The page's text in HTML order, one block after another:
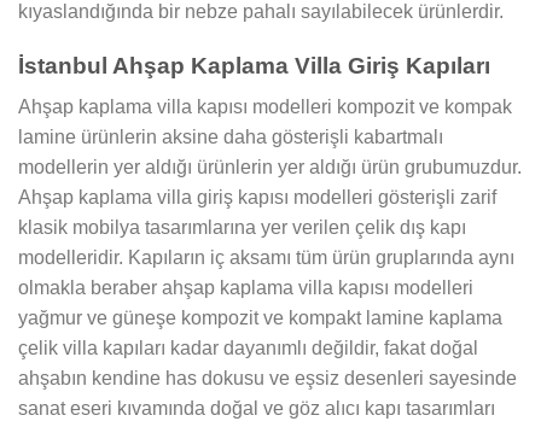
kıyaslandığında bir nebze pahalı sayılabilecek ürünlerdir.
İstanbul Ahşap Kaplama Villa Giriş Kapıları
Ahşap kaplama villa kapısı modelleri kompozit ve kompak
lamine ürünlerin aksine daha gösterişli kabartmalı
modellerin yer aldığı ürünlerin yer aldığı ürün grubumuzdur.
Ahşap kaplama villa giriş kapısı modelleri gösterişli zarif
klasik mobilya tasarımlarına yer verilen çelik dış kapı
modelleridir. Kapıların iç aksamı tüm ürün gruplarında aynı
olmakla beraber ahşap kaplama villa kapısı modelleri
yağmur ve güneşe kompozit ve kompakt lamine kaplama
çelik villa kapıları kadar dayanımlı değildir, fakat doğal
ahşabın kendine has dokusu ve eşsiz desenleri sayesinde
sanat eseri kıvamında doğal ve göz alıcı kapı tasarımları